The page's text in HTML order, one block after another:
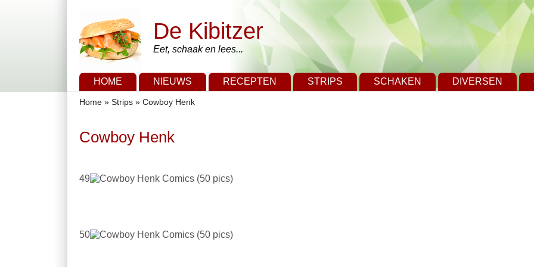
De Kibitzer
Eet, schaak en lees...
Hoofdmenu
HOME NIEUWS RECEPTEN STRIPS SCHAKEN DIVERSEN
U bent hier
Home » Strips » Cowboy Henk
Cowboy Henk
49
50